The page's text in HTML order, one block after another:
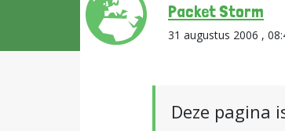
Packet Storm
31 augustus 2006 ,
Deze pagina